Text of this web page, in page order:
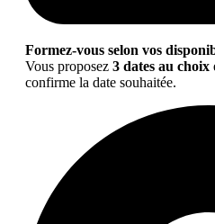
Formez-vous selon vos
Vous proposez 3 dates au choix
confirme la date souhaitée.